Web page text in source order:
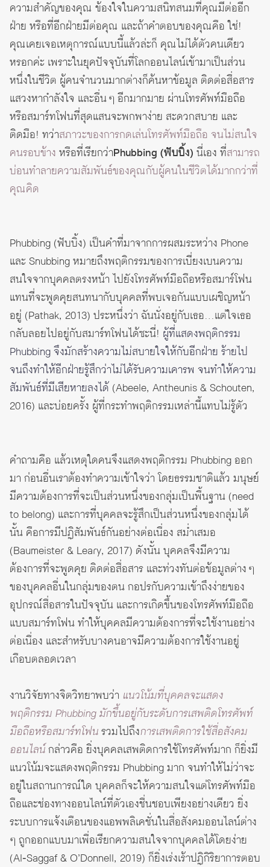
ความสำคัญของคุณ ข้องใจในความสนิทสนมที่คุณมีต่ออีก
ฝ่าย หรือที่อีกฝ่ายมีต่อคุณ และถ้าคำตอบของคุณคือ ใช่!
คุณเคยเจอเหตุการณ์แบบนี้แล้วล่ะก็ คุณไม่ได้ตัวคนเดียว
หรอกค่ะ เพราะในยุคปัจจุบันที่โลกออนไลน์เข้ามาเป็นส่วน
หนึ่งในชีวิต ผู้คนจำนวนมากต่างก็ค้นหาข้อมูล ติดต่อสื่อสาร
แสวงหากำลังใจ และอื่น ๆ อีกมากมาย ผ่านโทรศัพท์มือถือ
หรือสมาร์ทโฟนที่สุดแสนจะพกพาง่าย สะดวกสบาย และ
ติดมือ! ทว่าสภาวะของการกดเล่นโทรศัพท์มือถือ จนไม่สนใจ
คนรอบข้าง หรือที่เรียกว่าPhubbing (ฟับบิ้ง) นี่เอง ที่สามารถ
บ่อนทำลายความสัมพันธ์ของคุณกับผู้คนในชีวิตได้มากกว่าที่
คุณคิด
Phubbing (ฟับบิ้ง) เป็นคำที่มาจากการผสมระหว่าง Phone
และ Snubbing หมายถึงพฤติกรรมของการเบี่ยงเบนความ
สนใจจากบุคคลตรงหน้า ไปยังโทรศัพท์มือถือหรือสมาร์โฟน
แทนที่จะพูดคุยสนทนากับบุคคลที่พบเจอกันแบบเผชิญหน้า
อยู่ (Pathak, 2013) ประหนึ่งว่า ฉันนั่งอยู่กับเธอ…แต่ใจเธอ
กลับลอยไปอยู่กับสมาร์ทโฟนได้ซะนี่! ผู้ที่แสดงพฤติกรรม
Phubbing จึงมักสร้างความไม่สบายใจให้กับอีกฝ่าย ร้ายไป
จนถึงทำให้อีกฝ่ายรู้สึกว่าไม่ได้รับความเคารพ จนทำให้ความ
สัมพันธ์ที่มีเสียหายลงได้ (Abeele, Antheunis & Schouten,
2016) และบ่อยครั้ง ผู้ที่กระทำพฤติกรรมเหล่านี้แทบไม่รู้ตัว
คำถามคือ แล้วเหตุใดคนจึงแสดงพฤติกรรม Phubbing ออก
มา ก่อนอื่นเราต้องทำความเข้าใจว่า โดยธรรมชาติแล้ว มนุษย์
มีความต้องการที่จะเป็นส่วนหนึ่งของกลุ่มเป็นพื้นฐาน (need
to belong) และการที่บุคคลจะรู้สึกเป็นส่วนหนึ่งของกลุ่มได้
นั้น คือการมีปฏิสัมพันธ์กันอย่างต่อเนื่อง สม่ำเสมอ
(Baumeister & Leary, 2017) ดังนั้น บุคคลจึงมีความ
ต้องการที่จะพูดคุย ติดต่อสื่อสาร และท่วงทันต่อข้อมูลต่าง ๆ
ของบุคคลอื่นในกลุ่มของตน กอปรกับความเข้าถึงง่ายของ
อุปกรณ์สื่อสารในปัจจุบัน และการเกิดขึ้นของโทรศัพท์มือถือ
แบบสมาร์ทโฟน ทำให้บุคคลมีความต้องการที่จะใช้งานอย่าง
ต่อเนื่อง และสำหรับบางคนอาจมีความต้องการใช้งานอยู่
เกือบตลอดเวลา
งานวิจัยทางจิตวิทยาพบว่า แนวโน้มที่บุคคลจะแสดง
พฤติกรรม Phubbing มักขึ้นอยู่กับระดับการเสพติดโทรศัพท์
มือถือหรือสมาร์ทโฟนรวมไปถึงการเสพติดการใช้สื่อสังคม
ออนไลน์กล่าวคือ ยิ่งบุคคลเสพติดการใช้โทรศัพท์มาก ก็ยิ่งมี
แนวโน้มจะแสดงพฤติกรรม Phubbing มาก จนทำให้ไม่ว่าจะ
อยู่ในสถานการณ์ใด บุคคลก็จะให้ความสนใจแต่โทรศัพท์มือ
ถือและช่องทางออนไลน์ที่ตัวเองชื่นชอบเพียงอย่างเดียว ยิ่ง
ระบบการแจ้งเตือนของแอพพลิเคชั่นในสื่อสังคมออนไลน์ต่าง
ๆ ถูกออกแบบมาเพื่อเรียกความสนใจจากบุคคลได้โดยง่าย
(Al‐Saggaf & O’Donnell, 2019) ก็ยิ่งเร่งเร้าปฏิกิริยาการตอบ